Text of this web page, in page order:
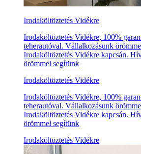
Irodaköltöztetés Vidékre
Irodaköltöztetés Vidékre, 100%
teherautóval. Vállalkozásunk
Irodaköltöztetés Vidékre kapcsán.
örömmel segítünk
Irodaköltöztetés Vidékre
Irodaköltöztetés Vidékre, 100%
teherautóval. Vállalkozásunk
Irodaköltöztetés Vidékre kapcsán.
örömmel segítünk
Irodaköltöztetés Vidékre